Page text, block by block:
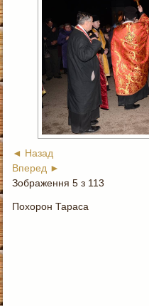
◄ Назад
Вперед ►
Зображення 5 з 113
Похорон Тараса